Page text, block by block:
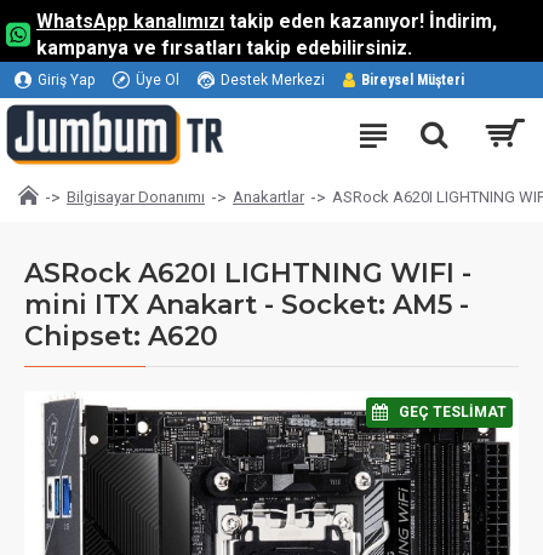
WhatsApp kanalımızı takip eden kazanıyor! İndirim,
kampanya ve fırsatları takip edebilirsiniz.
Giriş Yap Üye Ol Destek Merkezi Bireysel Müşteri
Bilgisayar Donanımı Anakartlar ASRock A620I LIGHTNING
ASRock A620I LIGHTNING WIFI -
mini ITX Anakart - Socket: AM5 -
Chipset: A620
⠀GEÇ TESLIMAT